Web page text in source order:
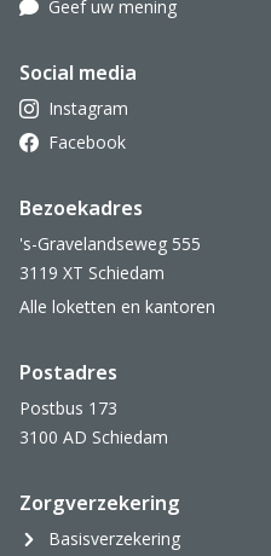
Geef uw mening
Social media
Instagram
Facebook
Bezoekadres
's-Gravelandseweg 555
3119 XT Schiedam
Alle loketten en kantoren
Postadres
Postbus 173
3100 AD Schiedam
Zorgverzekering
Basisverzekering